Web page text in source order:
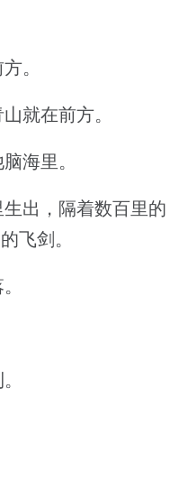
。
就在前方。
海里。
出，隔着数百里的
飞剑。